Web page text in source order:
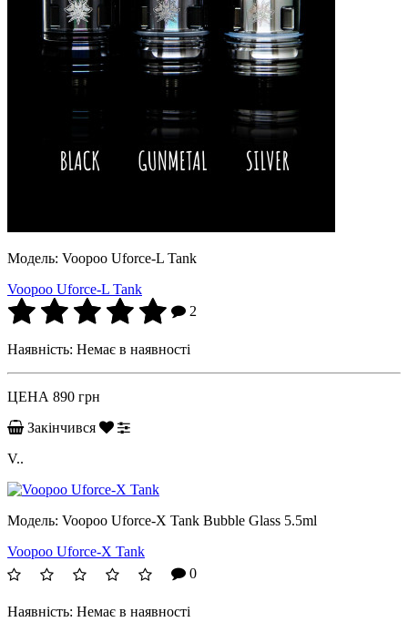
Модель: Voopoo Uforce-L Tank
Voopoo Uforce-L Tank
2
Наявність: Немає в наявності
ЦЕНА 890 грн
Закінчився
V..
Модель: Voopoo Uforce-X Tank Bubble Glass 5.5ml
Voopoo Uforce-X Tank
0
Наявність: Немає в наявності